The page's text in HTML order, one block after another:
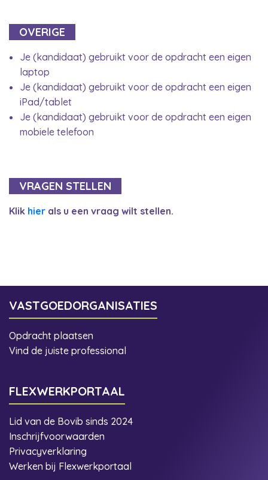
OVERIGE
Je (kandidaat) gebruikt voor de opdracht een eigen
laptop
Je (kandidaat) gebruikt voor de opdracht een eigen
iPad/tablet
Je (kandidaat) gebruikt voor de opdracht een eigen
mobiele telefoon
VRAGEN STELLEN
Klik hier als u een vraag wilt stellen.
VASTGOEDORGANISATIES
Opdracht plaatsen
Vind de juiste professional
FLEXWERKPORTAAL
Lid van de Bovib sinds 2024
Inschrijfvoorwaarden
Privacyverklaring
Werken bij Flexwerkportaal